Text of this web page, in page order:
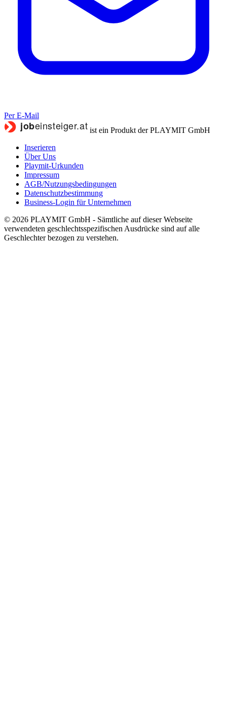
Per E-Mail
ist ein Produkt der PLAYMIT GmbH
Inserieren
Über Uns
Playmit-Urkunden
Impressum
AGB/Nutzungsbedingungen
Datenschutzbestimmung
Business-Login für Unternehmen
© 2026 PLAYMIT GmbH - Sämtliche auf dieser Webseite
verwendeten geschlechtsspezifischen Ausdrücke sind auf alle
Geschlechter bezogen zu verstehen.